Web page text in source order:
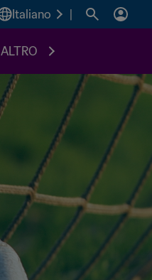
Italiano
ALTRO